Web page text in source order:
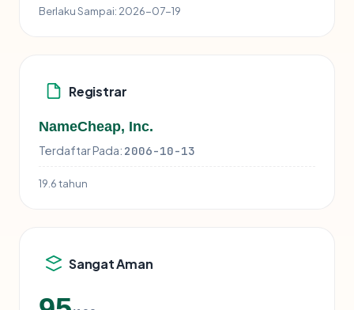
Berlaku Sampai: 2026-07-19
Registrar
NameCheap, Inc.
Terdaftar Pada: 2006-10-13
19.6 tahun
Sangat Aman